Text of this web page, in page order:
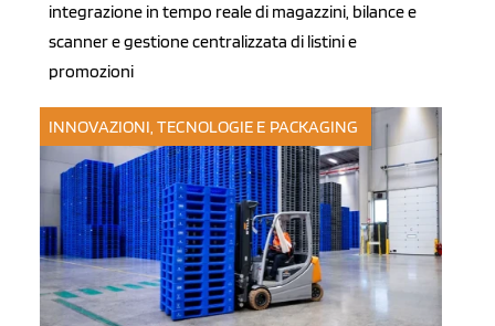
integrazione in tempo reale di magazzini, bilance e
scanner e gestione centralizzata di listini e
promozioni
INNOVAZIONI, TECNOLOGIE E PACKAGING